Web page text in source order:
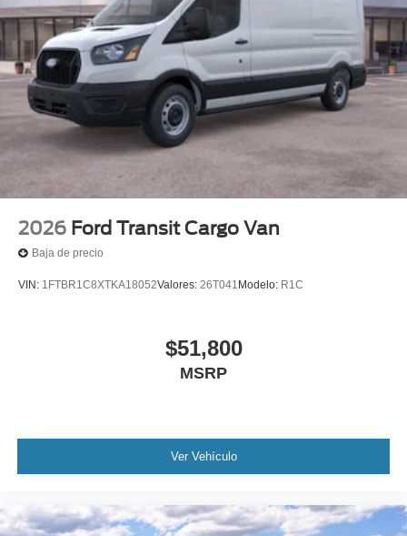
2026 Ford Transit Cargo Van
Baja de precio
VIN: 1FTBR1C8XTKA18052Valores: 26T041 Modelo: R1C
$51,800
MSRP
Ver Vehículo